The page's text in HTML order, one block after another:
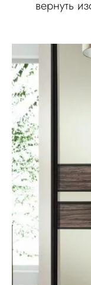
вернуть